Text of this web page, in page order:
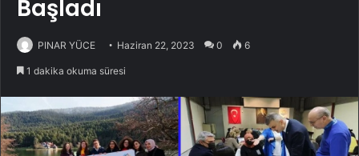
Başladı
PINAR YÜCE Haziran 22, 2023 0 6
1 dakika okuma süresi